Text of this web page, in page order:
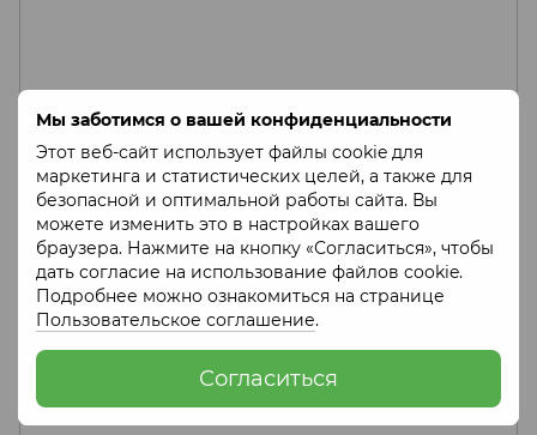
Мы заботимся о вашей конфиденциальности
Этот веб-сайт использует файлы cookie для
маркетинга и статистических целей, а также для
безопасной и оптимальной работы сайта. Вы
можете изменить это в настройках вашего
браузера. Нажмите на кнопку «Согласиться», чтобы
дать согласие на использование файлов cookie.
Подробнее можно ознакомиться на странице
Пользовательское соглашение.
Согласиться